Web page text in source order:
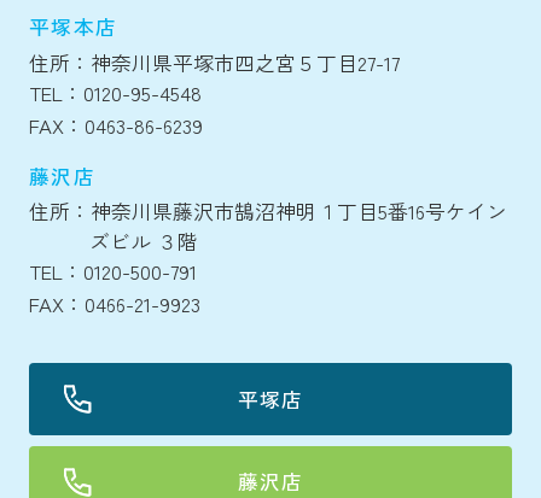
平塚本店
住所：神奈川県平塚市四之宮５丁目27-17
TEL：0120-95-4548
FAX：0463-86-6239
藤沢店
住所：神奈川県藤沢市鵠沼神明１丁目5番16号ケイン
ズビル ３階
TEL：0120-500-791
FAX：0466-21-9923
平塚店
藤沢店